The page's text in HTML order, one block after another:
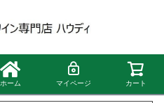
ホーム マイページ カート